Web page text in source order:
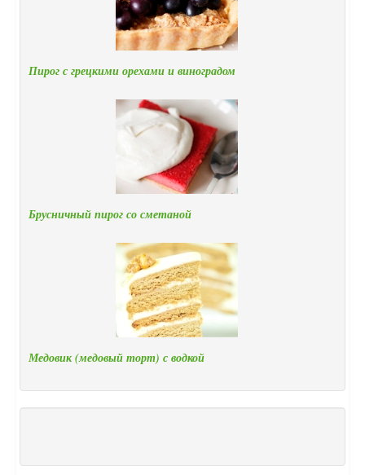
Пирог с грецкими орехами и виноградом
Брусничный пирог со сметаной
Медовик (медовый торт) с водкой